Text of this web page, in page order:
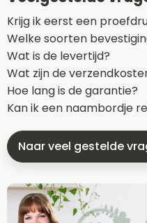
Krijg ik eerst een
Welke soorten
Wat is de levertijd?
Wat zijn de
Hoe lang is de garantie?
Kan ik een naambordje
Naar veel gestelde